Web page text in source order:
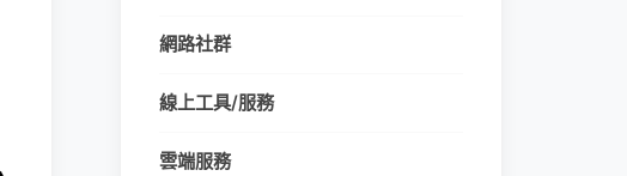
網路社群
線上工具/服務
雲端服務